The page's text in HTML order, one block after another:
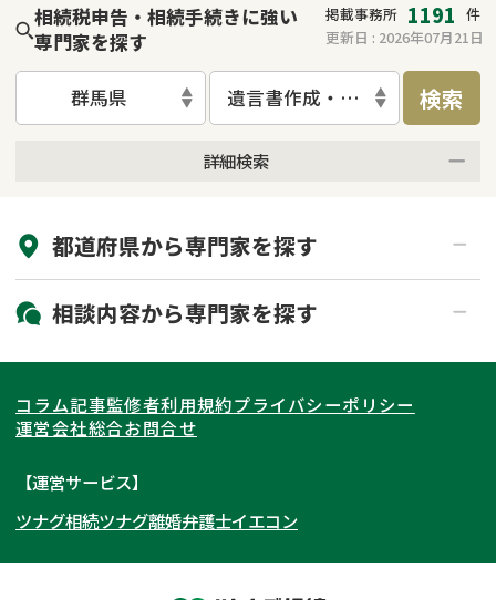
相続税申告・相続手続きに強い
専門家を探す
掲載事務所 1191 件
更新日 : 2026年07月21日
群馬県 遺言書作成・遺言執行 検索
詳細検索
初回相談無料
土日祝の相談可能
都道府県から専門家を探す
北海道・東北
北海道 青森県
岩手県 宮城県
秋田県
福島県
関東
東京都 神奈川県
埼玉県
茨城県 群馬県
東海
愛知県
岐阜県 山梨県
関西
大阪府 京都府
奈良県
北陸・甲信越
石川県
相談内容から専門家を探す
相続登記
遺産分割
相続手続き
家族信託
成年後見・任意後見
コラム記事監修者利用規約プライバシーポリシー
運営会社総合お問合せ
【運営サービス】
ツナグ相続ツナグ離婚弁護士イエコン